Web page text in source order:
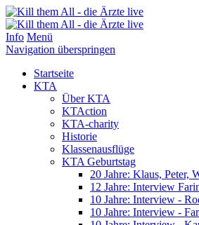
Info Menü
Navigation überspringen
Startseite
KTA
Über KTA
KTAction
KTA-charity
Historie
Klassenausflüge
KTA Geburtstag
20 Jahre: Klaus, Peter,
12 Jahre: Interview
10 Jahre: Interview -
10 Jahre: Interview -